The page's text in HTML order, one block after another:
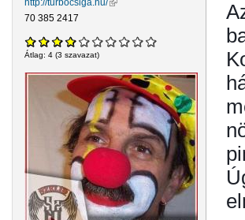
http://turbocsiga.hu/(külső hivatkozás)
70 385 2417
Átlag: 4 (3 szavazat)